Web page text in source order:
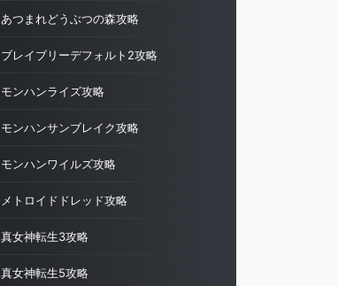
あつまれどうぶつの森攻略
ブレイブリーデフォルト2攻略
モンハンライズ攻略
モンハンサンブレイク攻略
モンハンワイルズ攻略
メトロイドドレッド攻略
真女神転生3攻略
真女神転生5攻略